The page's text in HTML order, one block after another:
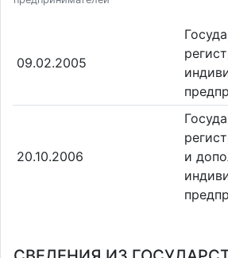
09.02.2005
20.10.2006
и